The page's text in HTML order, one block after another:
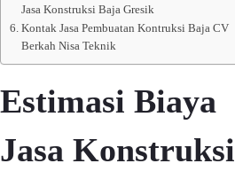
Jasa Konstruksi Baja Gresik
Kontak Jasa Pembuatan Kontruksi Baja CV
Berkah Nisa Teknik
Estimasi Biaya
Jasa Konstruksi